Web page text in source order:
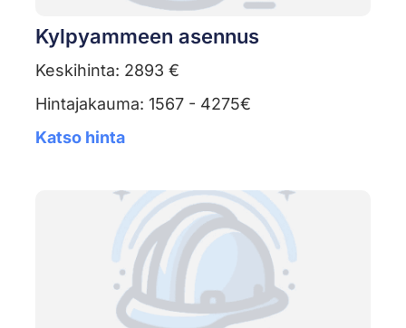
Kylpyammeen asennus
Keskihinta: 2893 €
Hintajakauma: 1567 - 4275€
Katso hinta